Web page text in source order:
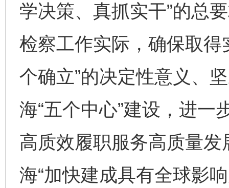
学决策、真抓实干”的总
检察工作实际，确保取得
个确立”的决定性意义、
海“五个中心”建设，进一
高质效履职服务高质量
海“加快建成具有全球影